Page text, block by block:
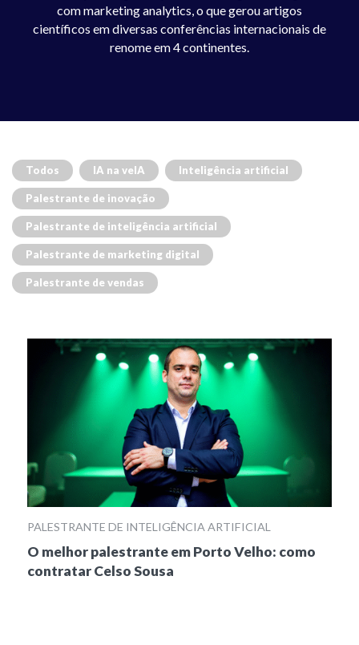
com marketing analytics, o que gerou artigos
científicos em diversas conferências internacionais de
renome em 4 continentes.
Todos IA na veIA Inteligência artificial
Palestrante de inovação
Palestrante de inteligência artificial
Palestrante de marketing digital
Palestrante de vendas
PALESTRANTE DE INTELIGÊNCIA ARTIFICIAL
O melhor palestrante em Porto Velho: como
contratar Celso Sousa